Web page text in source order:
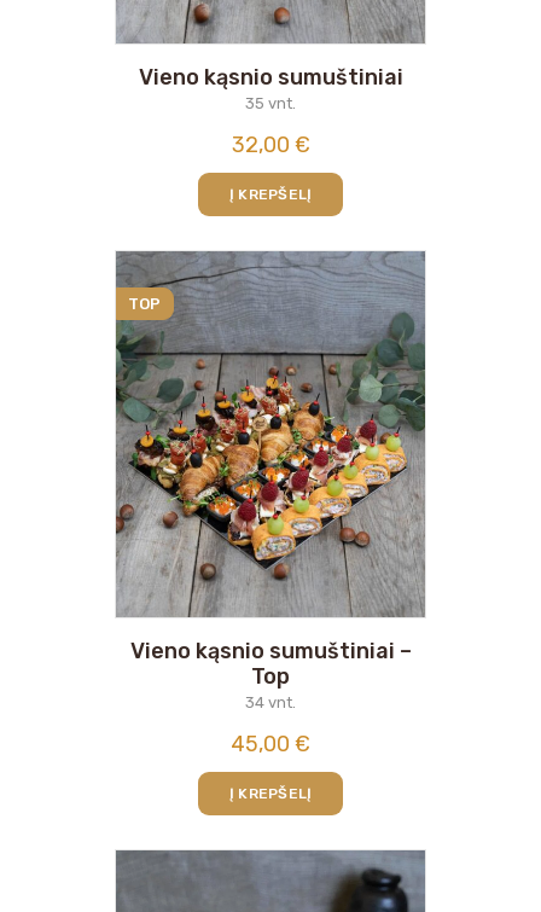
Vieno kąsnio sumuštiniai
35 vnt.
32,00 €
Į KREPŠELĮ
TOP
Vieno kąsnio sumuštiniai –
Top
34 vnt.
45,00 €
Į KREPŠELĮ